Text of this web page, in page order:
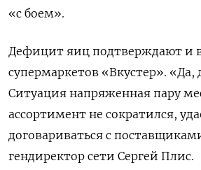
«с боем».
Дефицит яиц подтверждают и
супермаркетов «Вкустер». «Да,
Ситуация напряженная пару
ассортимент не сократился,
договариваться с
гендиректор сети Сергей Плис.